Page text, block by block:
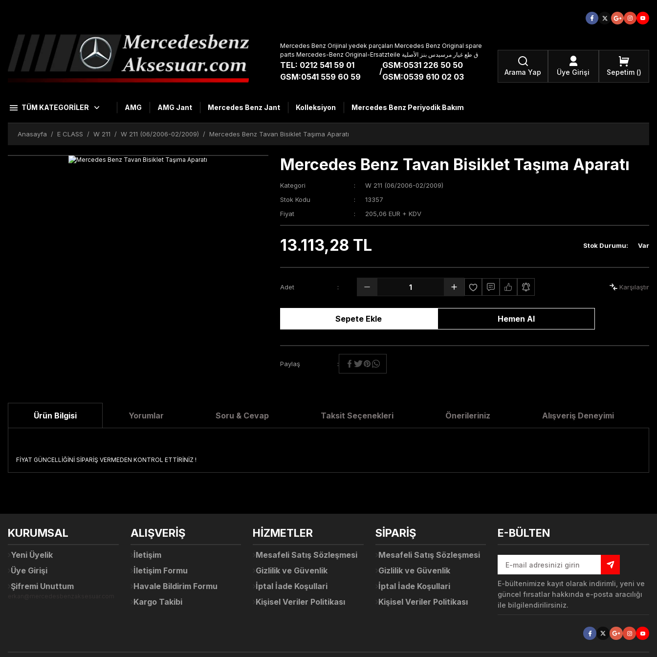
Mercedes Benz Orijinal yedek parçaları Mercedes Benz Original spare
parts Mercedes-Benz Original-Ersatzteile ق طع غيار مرسيدس بنز الأصلية
TEL: 0212 541 59 01
GSM:0541 559 60 59
/
GSM:0531 226 50 50
GSM:0539 610 02 03
Arama Yap Üye Girişi Sepetim
TÜM KATEGORİLER AMG AMG Jant Mercedes Benz Jant Kolleksiyon Mercedes Benz Periyodik Bakım
Anasayfa E CLASS W 211 W 211 (06/2006-02/2009) Mercedes Benz Tavan Bisiklet Taşıma Aparatı
Mercedes Benz Tavan Bisiklet Taşıma Aparatı
Kategori
W 211 (06/2006-02/2009)
Stok Kodu
13357
Fiyat
205,06 EUR + KDV
13.113,28 TL Stok Durumu: Var
Adet Karşılaştır
Sepete Ekle Hemen Al
Paylaş
Ürün Bilgisi Yorumlar Soru & Cevap Taksit Seçenekleri Önerileriniz Alışveriş Deneyimi
FİYAT GÜNCELLİĞİNİ SİPARİŞ VERMEDEN KONTROL ETTİRİNİZ !
Yorum Yaz
Ürün açıklamasında eksik bilgiler bulunuyor.
Bu ürüne benzer farklı alternatifler olmalı.
Deneyimini Paylaş
KURUMSAL
Yeni Üyelik
Üye Girişi
Şifremi Unuttum
ALIŞVERİŞ
İletişim
İletişim Formu
Havale Bildirim Formu
Kargo Takibi
HİZMETLER
Mesafeli Satış Sözleşmesi
Gizlilik ve Güvenlik
İptal İade Koşullari
Kişisel Veriler Politikası
SİPARİŞ
Mesafeli Satış Sözleşmesi
Gizlilik ve Güvenlik
İptal İade Koşullari
Kişisel Veriler Politikası
E-BÜLTEN
E-bültenimize kayıt olarak indirimli, yeni ve
güncel fırsatlar hakkında e-posta aracılığı
ile bilgilendirilirsiniz.